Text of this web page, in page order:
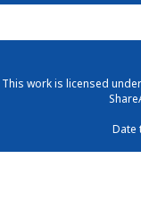
This work is licensed
Date